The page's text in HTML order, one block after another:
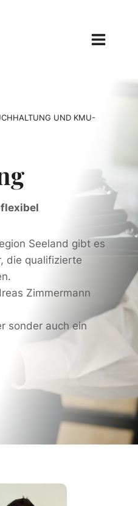
UND KMU-
Seeland gibt es
die qualifizierte
Zimmermann
sonder auch ein